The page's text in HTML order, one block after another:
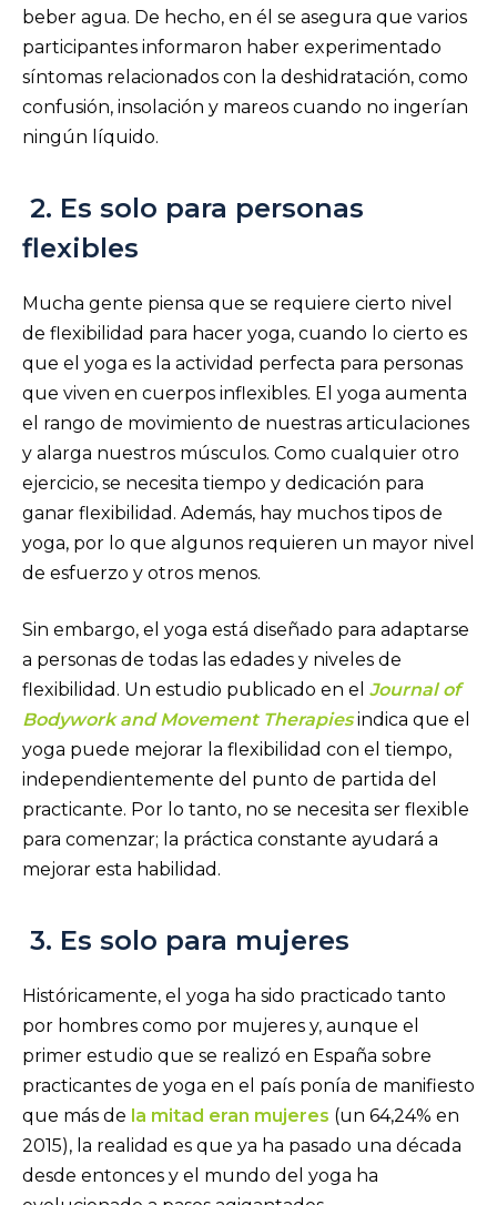
beber agua. De hecho, en él se asegura que varios
participantes informaron haber experimentado
síntomas relacionados con la deshidratación, como
confusión, insolación y mareos cuando no ingerían
ningún líquido.
2. Es solo para personas
flexibles
Mucha gente piensa que se requiere cierto nivel
de flexibilidad para hacer yoga, cuando lo cierto es
que el yoga es la actividad perfecta para personas
que viven en cuerpos inflexibles. El yoga aumenta
el rango de movimiento de nuestras articulaciones
y alarga nuestros músculos. Como cualquier otro
ejercicio, se necesita tiempo y dedicación para
ganar flexibilidad. Además, hay muchos tipos de
yoga, por lo que algunos requieren un mayor nivel
de esfuerzo y otros menos.
Sin embargo, el yoga está diseñado para adaptarse
a personas de todas las edades y niveles de
flexibilidad. Un estudio publicado en el Journal of
Bodywork and Movement Therapiesindica que el
yoga puede mejorar la flexibilidad con el tiempo,
independientemente del punto de partida del
practicante. Por lo tanto, no se necesita ser flexible
para comenzar; la práctica constante ayudará a
mejorar esta habilidad.
3. Es solo para mujeres
Históricamente, el yoga ha sido practicado tanto
por hombres como por mujeres y, aunque el
primer estudio que se realizó en España sobre
practicantes de yoga en el país ponía de manifiesto
que más de la mitad eran mujeres (un 64,24% en
2015), la realidad es que ya ha pasado una década
desde entonces y el mundo del yoga ha